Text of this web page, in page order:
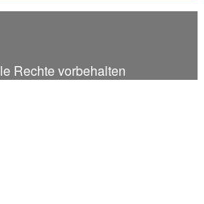
Rechte vorbehalten